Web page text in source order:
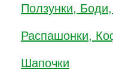
Ползунки,
Распашонки,
Шапочки